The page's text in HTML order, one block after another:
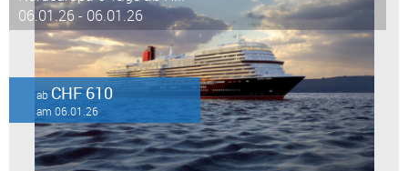
06.01.26 - 06.01.26
abCHF 610
am 06.01.26